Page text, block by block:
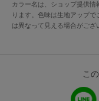
・前開き仕様で軽く
しても着用していた
着込心地を叶えてくれ
・ボディラインをき
カラー名は、ショップ提供
ります。色味は生地アップ
は異なって見える場合がござ
こ